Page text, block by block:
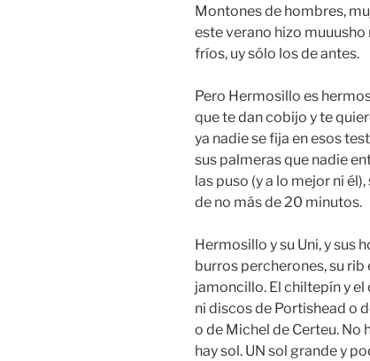
Montones de hombres,
este verano hizo
fríos, uy sólo los de antes.
Pero Hermosillo es
que te dan cobijo y te
ya nadie se fija en esos
sus palmeras que nadie
las puso (y a lo mejor ni
de no más de 20 minutos.
Hermosillo y su Uni, y sus
burros percherones, su
jamoncillo. El chiltepín y el
ni discos de Portishead o
o de Michel de Certeu. No
hay sol. UN sol grande y